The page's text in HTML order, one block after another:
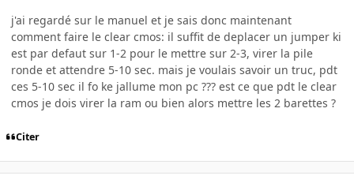
j'ai regardé sur le manuel et je sais donc maintenant
comment faire le clear cmos: il suffit de deplacer un jumper ki
est par defaut sur 1-2 pour le mettre sur 2-3, virer la pile
ronde et attendre 5-10 sec. mais je voulais savoir un truc, pdt
ces 5-10 sec il fo ke jallume mon pc ??? est ce que pdt le clear
cmos je dois virer la ram ou bien alors mettre les 2 barettes ?
Citer